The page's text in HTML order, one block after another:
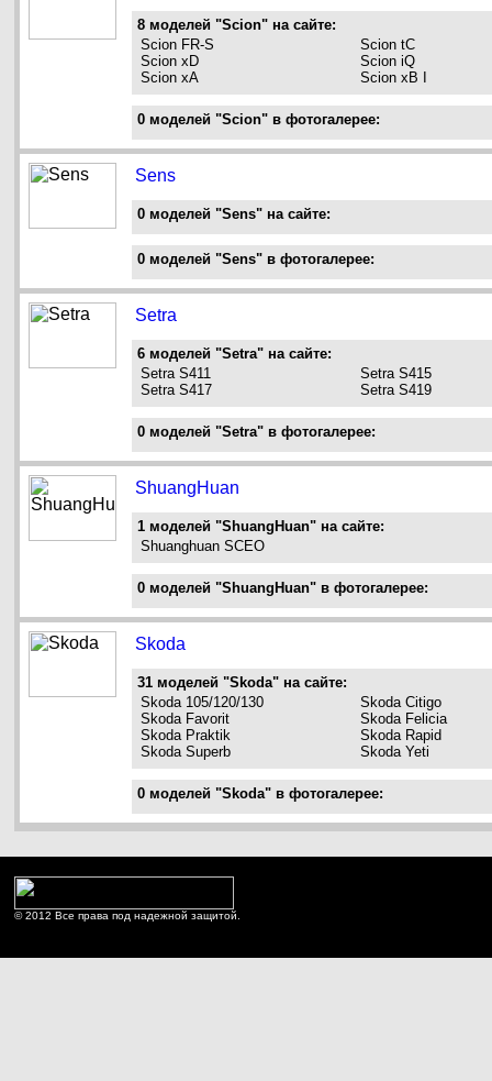
8 моделей "Scion" на сайте:
Scion FR-S
Scion tC
Scion xD
Scion iQ
Scion xA
Scion xB I
0 моделей "Scion" в фотогалерее:
Sens
0 моделей "Sens" на сайте:
0 моделей "Sens" в фотогалерее:
Setra
6 моделей "Setra" на сайте:
Setra S411
Setra S415
Setra S417
Setra S419
0 моделей "Setra" в фотогалерее:
ShuangHuan
1 моделей "ShuangHuan" на сайте:
Shuanghuan SCEO
0 моделей "ShuangHuan" в фотогалерее:
Skoda
31 моделей "Skoda" на сайте:
Skoda 105/120/130
Skoda Citigo
Skoda Favorit
Skoda Felicia
Skoda Praktik
Skoda Rapid
Skoda Superb
Skoda Yeti
0 моделей "Skoda" в фотогалерее:
© 2012 Все права под надежной защитой.